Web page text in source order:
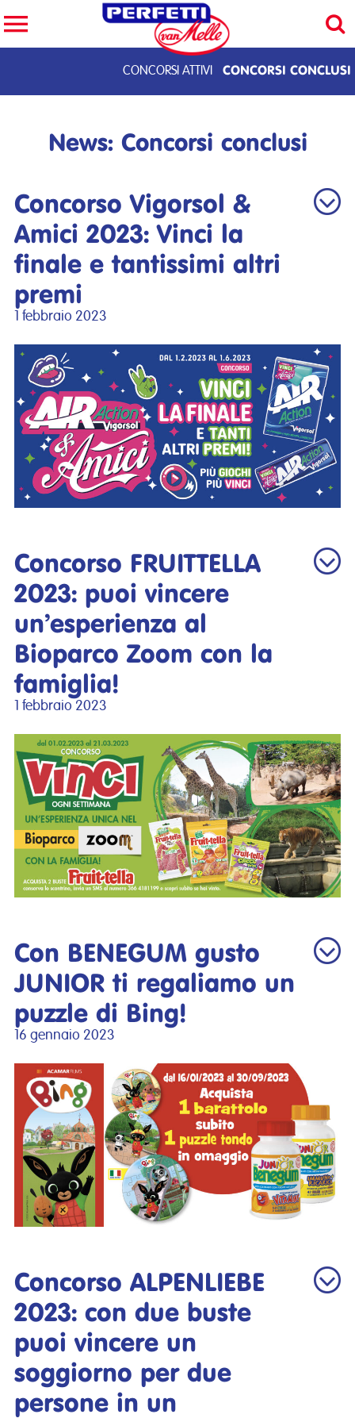
CONCORSI ATTIVI CONCORSI CONCLUSI
News: Concorsi conclusi
Concorso Vigorsol &
Amici 2023: Vinci la
finale e tantissimi altri
premi
1 febbraio 2023
Concorso FRUITTELLA
2023: puoi vincere
un’esperienza al
Bioparco Zoom con la
famiglia!
1 febbraio 2023
Con BENEGUM gusto
JUNIOR ti regaliamo un
puzzle di Bing!
16 gennaio 2023
Concorso ALPENLIEBE
2023: con due buste
puoi vincere un
soggiorno per due
persone in un